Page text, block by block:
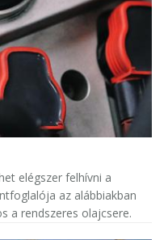
elégszer felhívni a
az alábbiakban
a rendszeres olajcsere.